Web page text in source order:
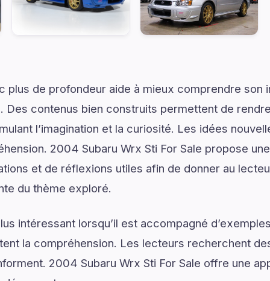
plus de profondeur aide à mieux comprendre son
Des contenus bien construits permettent de
l’imagination et la curiosité. Les idées
2004 Subaru Wrx Sti For Sale propose
et de réflexions utiles afin de donner au
du thème exploré.
intéressant lorsqu’il est accompagné
la compréhension. Les lecteurs recherchent
2004 Subaru Wrx Sti For Sale offre une